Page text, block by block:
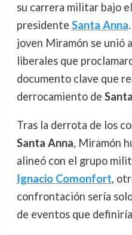
su carrera militar bajo
presidente Santa Anna
joven Miramón se unió
liberales que
documento clave que
derrocamiento de
Tras la derrota de los
Santa Anna, Miramón
alineó con el grupo
Ignacio Comonfort,
confrontación sería
de eventos que